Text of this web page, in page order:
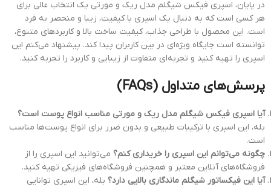
در پایان، اسپری فیکس شیگلم مدل ریک و مورتی یک انتخاب عالی برای
هر کسی است که به دنبال یک اسپری با کیفیت، زیبا و منحصر به فرد
است. این محصول با طراحی جذاب، کیفیت ساخت بالا و کاربردهای متنوع،
توانسته است جایگاه ویژه‌ای در بین کاربران پیدا کند. پیشنهاد می‌کنم این
اسپری را تهیه کنید و تجربه‌ای متفاوت از زیبایی و کاربرد را تجربه کنید.
پرسش‌های متداول (FAQs)
آیا اسپری فیکس شیگلم مدل ریک و مورتی مناسب انواع پوست است؟
بله، این اسپری با ترکیبات طبیعی و بدون ضرر برای انواع پوست‌ها مناسب
است.
چگونه می‌توانم این اسپری را خریداری کنم؟ می‌توانید این اسپری را از
فروشگاه‌های آنلاین معتبر و همچنین فروشگاه‌های فیزیکی تهیه کنید.
آیا این فیکساتور شیگلم ماندگاری بالایی دارد؟ بله، این اسپری توانایی